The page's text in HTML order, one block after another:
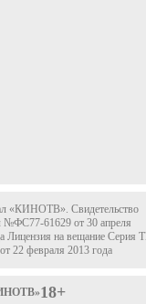
«КИНОТВ». Свидетельство
61629 от 30 апреля
Лицензия на вещание Серия
22 февраля 2013 года
18+